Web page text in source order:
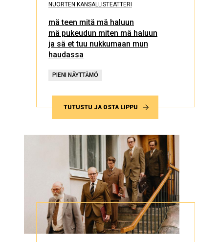
NUORTEN KANSALLISTEATTERI
mä teen mitä mä haluun
mä pukeudun miten mä haluun
ja sä et tuu nukkumaan mun
haudassa
PIENI NÄYTTÄMÖ
TUTUSTU JA OSTA LIPPU